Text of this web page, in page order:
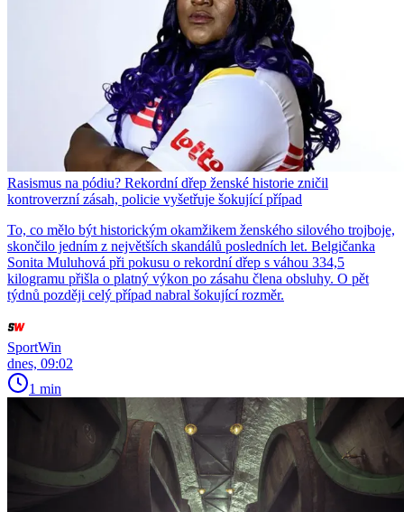
Rasismus na pódiu? Rekordní dřep ženské historie zničil
kontroverzní zásah, policie vyšetřuje šokující případ
To, co mělo být historickým okamžikem ženského silového trojboje,
skončilo jedním z největších skandálů posledních let. Belgičanka
Sonita Muluhová při pokusu o rekordní dřep s váhou 334,5
kilogramu přišla o platný výkon po zásahu člena obsluhy. O pět
týdnů později celý případ nabral šokující rozměr.
SportWin
dnes, 09:02
1 min